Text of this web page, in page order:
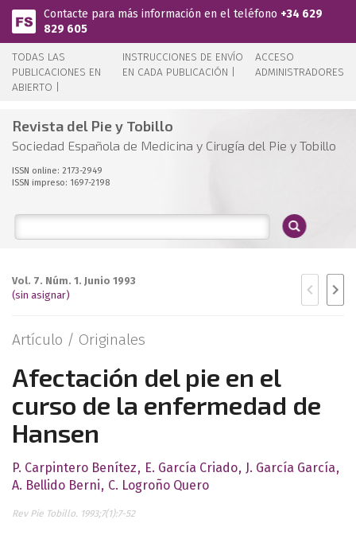
Pasar al contenido principal
Contacte para más información en el teléfono +34 629
829 605
TODAS LAS
PUBLICACIONES EN
ABIERTO |
INSTRUCCIONES DE ENVÍO
EN CADA PUBLICACIÓN |
ACCESO
ADMINISTRADORES
Revista del Pie y Tobillo
Sociedad Española de Medicina y Cirugía del Pie y Tobillo
ISSN online: 2173-2949
ISSN impreso: 1697-2198
Vol. 7. Núm. 1. Junio 1993
(sin asignar)
Artículo / Originales
Afectación del pie en el
curso de la enfermedad de
Hansen
P. Carpintero Benítez E. García Criado J. García García
A. Bellido Berni
C. Logroño Quero
Rev Pie Tobillo. 1993;7(1):7-52